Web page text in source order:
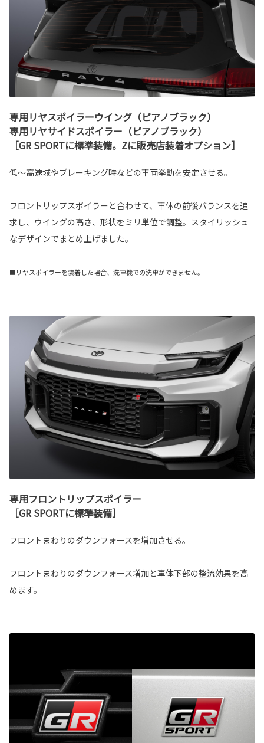
専用リヤスポイラーウイング（ピアノブラック）
専用リヤサイドスポイラー（ピアノブラック）
［GR SPORTに標準装備。Zに販売店装着オプション］
低～高速域やブレーキング時などの車両挙動を安定させる。
フロントリップスポイラーと合わせて、車体の前後バランスを追
求し、ウイングの高さ、形状をミリ単位で調整。スタイリッシュ
なデザインでまとめ上げました。
■リヤスポイラーを装着した場合、洗車機での洗車ができません。
専用フロントリップスポイラー
［GR SPORTに標準装備］
フロントまわりのダウンフォースを増加させる。
フロントまわりのダウンフォース増加と車体下部の整流効果を高
めます。